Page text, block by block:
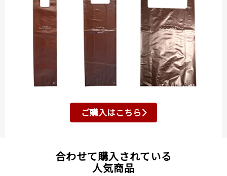
ご購入はこちら
合わせて購入されている
人気商品